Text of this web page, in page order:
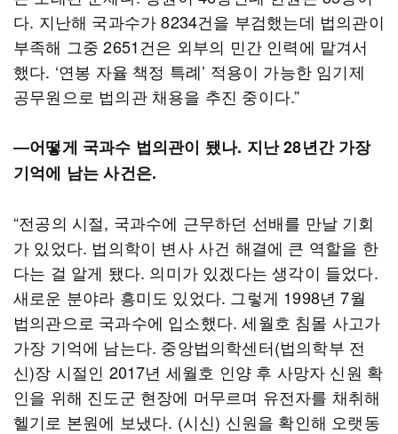
다. 지난해 국과수가 8234건을 부검했는데 법의관이
부족해 그중 2651건은 외부의 민간 인력에 맡겨서
했다. ‘연봉 자율 책정 특례’ 적용이 가능한 임기제
공무원으로 법의관 채용을 추진 중이다.”
―어떻게 국과수 법의관이 됐나. 지난 28년간 가장
기억에 남는 사건은.
“전공의 시절, 국과수에 근무하던 선배를 만날 기회
가 있었다. 법의학이 변사 사건 해결에 큰 역할을 한
다는 걸 알게 됐다. 의미가 있겠다는 생각이 들었다.
새로운 분야라 흥미도 있었다. 그렇게 1998년 7월
법의관으로 국과수에 입소했다. 세월호 침몰 사고가
가장 기억에 남는다. 중앙법의학센터(법의학부 전
신)장 시절인 2017년 세월호 인양 후 사망자 신원 확
인을 위해 진도군 현장에 머무르며 유전자를 채취해
헬기로 본원에 보냈다. (시신) 신원을 확인해 오랫동